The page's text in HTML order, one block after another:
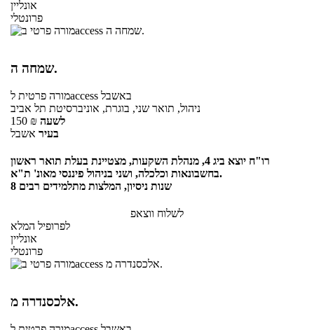
אונליין
פרונטלי
שמחה ה.
מורה פרטיתלaccess באשבל
ניהול, תואר שני, בוגרת, אוניברסיטת תל אביב
150 ₪ לשעה
בעיר אשבל
רו"ח יוצא ביג 4, מנהלת השקעות, מצטיינת בעלת תואר ראשון
בחשבונאות וכלכלה, ושני בניהול פיננסי מאונ' ת"א.
8 שנות ניסיון, המלצות מתלמידים רבים
לשלוח ווצאפ
לפרופיל המלא
אונליין
פרונטלי
אלכסנדרה מ.